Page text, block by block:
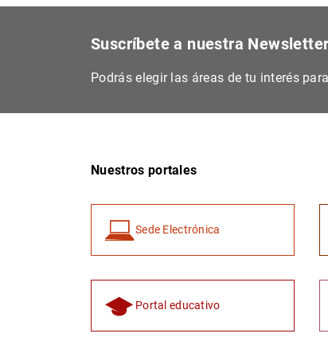
Suscríbete a nuestra Newsletter
Podrás elegir las áreas de tu interés
Nuestros portales
Sede Electrónica
Portal educativo